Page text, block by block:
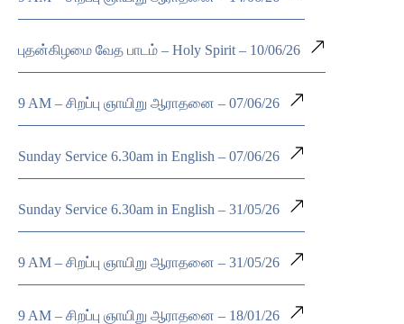
புதன்கிழமை வேத பாடம் – Holy Spirit – 10/06/26
9 AM – சிறப்பு ஞாயிறு ஆராதனை – 07/06/26
Sunday Service 6.30am in English – 07/06/26
Sunday Service 6.30am in English – 31/05/26
9 AM – சிறப்பு ஞாயிறு ஆராதனை – 31/05/26
9 AM – சிறப்பு ஞாயிறு ஆராதனை – 18/01/26